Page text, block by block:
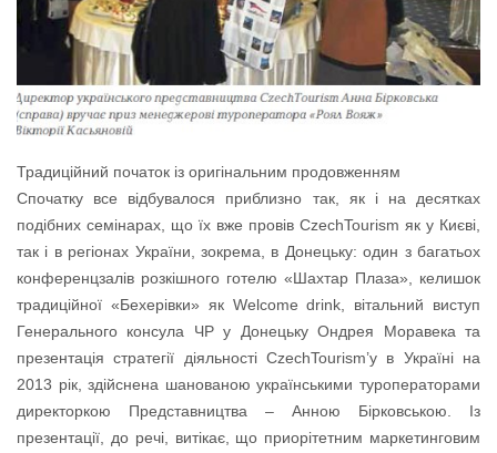
Традиційний початок із оригінальним продовженням
Спочатку все відбувалося приблизно так, як і на десятках
подібних семінарах, що їх вже провів CzechTourism як у Києві,
так і в регіонах України, зокрема, в Донецьку: один з багатьох
конференцзалів розкішного готелю «Шахтар Плаза», келишок
традиційної «Бехерівки» як Welcome drink, вітальний виступ
Генерального консула ЧР у Донецьку Ондрея Моравека та
презентація стратегії діяльності CzechTourism’у в Україні на
2013 рік, здійснена шанованою українськими туроператорами
директоркою Представництва – Анною Бірковською. Із
презентації, до речі, витікає, що приорітетним маркетинговим